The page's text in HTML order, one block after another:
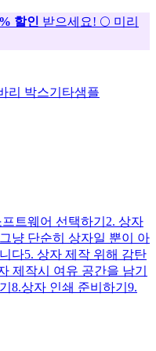
할인 받으세요! 🌕 미리
리 박스기타샘플
트웨어 선택하기 2. 상자
냥 단순히 상자일 뿐이 아
다5. 상자 제작 위해 감탄
제작시 여유 공간을 남기
8.상자 인쇄 준비하기 9.